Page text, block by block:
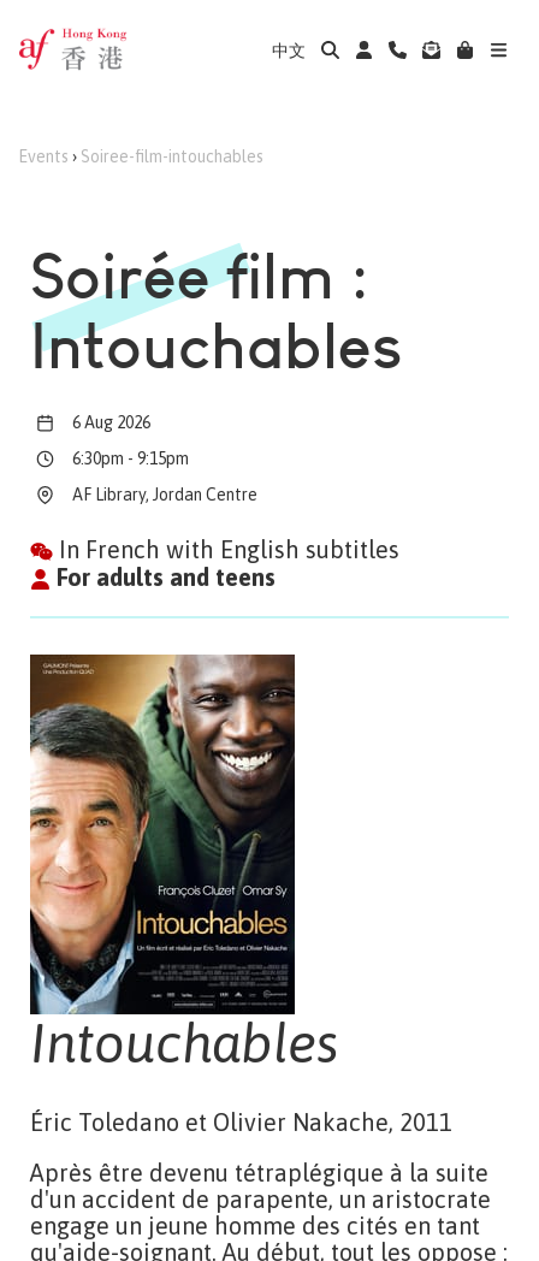
中文
Events › Soiree-film-intouchables
Soirée film :
Intouchables
6 Aug 2026
6:30pm - 9:15pm
AF Library, Jordan Centre
In French with English subtitles
For adults and teens
Intouchables
Éric Toledano et Olivier Nakache, 2011
Après être devenu tétraplégique à la suite
d'un accident de parapente, un aristocrate
engage un jeune homme des cités en tant
qu'aide-soignant. Au début, tout les oppose :